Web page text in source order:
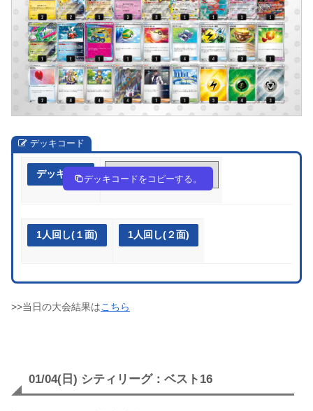
デッキコード
デッキ作成 kFbFV1-ft6VmW-VVkkkb
デッキコードをコピーする。
1人回し(１面) 1人回し(２面)
>>当日の大会結果はこちら
01/04(日) シティリーグ：ベスト16